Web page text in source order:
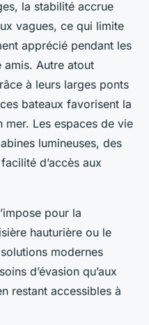
la stabilité accrue
vagues, ce qui limite
apprécié pendant les
amis. Autre atout
à leurs larges ponts
bateaux favorisent la
Les espaces de vie
lumineuses, des
d’accès aux
pour la
hauturière ou le
modernes
d’évasion qu’aux
restant accessibles à